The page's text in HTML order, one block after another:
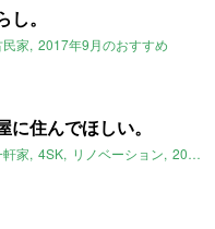
。
家 2017年9月のおすすめ
住んでほしい。
家 4SK リノベーション 2017年9月のおすすめ